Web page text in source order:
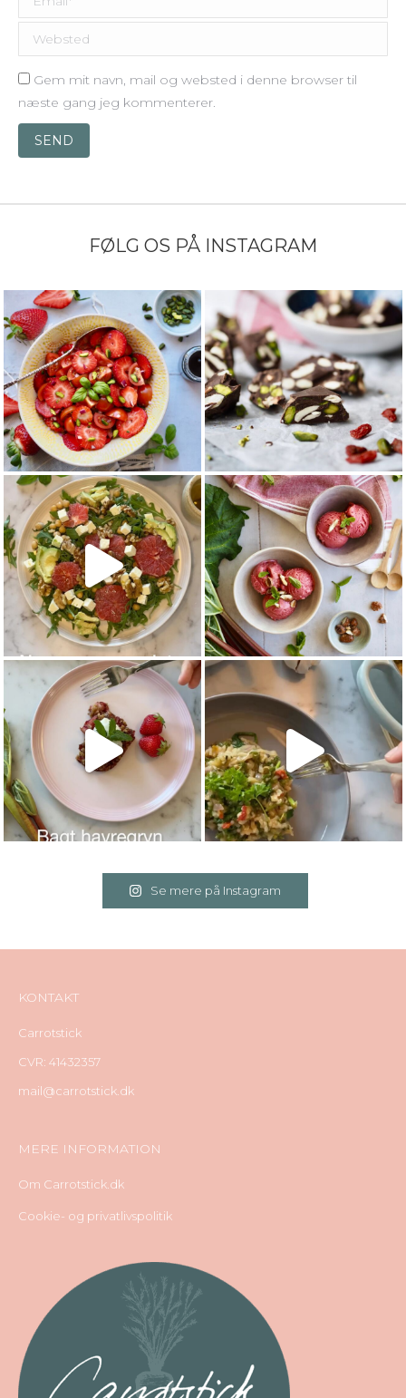
Websted
Gem mit navn, mail og websted i denne browser til
næste gang jeg kommenterer.
SEND
FØLG OS PÅ INSTAGRAM
Se mere på Instagram
KONTAKT
Carrotstick
CVR: 41432357
mail@carrotstick.dk
MERE INFORMATION
Om Carrotstick.dk
Cookie- og privatlivspolitik